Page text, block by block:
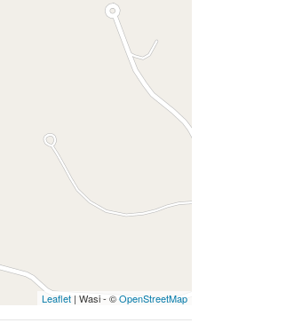
Leaflet | Wasi - ©OpenStreetMap